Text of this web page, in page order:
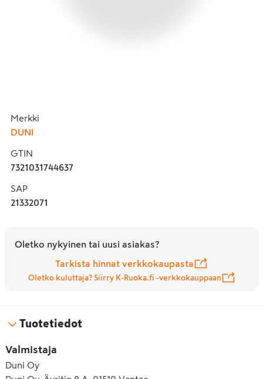
Merkki
DUNI
GTIN
7321031744637
SAP
21332071
Oletko nykyinen tai uusi asiakas?
Tarkista hinnat verkkokaupasta
Oletko kuluttaja? Siirry K-Ruoka.fi -verkkokauppaan
Tuotetiedot
Valmistaja
Duni Oy